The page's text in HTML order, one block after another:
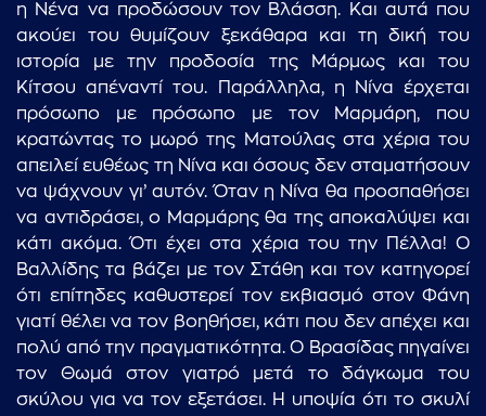
η Νένα να προδώσουν τον Βλάσση. Και αυτά που
ακούει του θυμίζουν ξεκάθαρα και τη δική του
ιστορία με την προδοσία της Μάρμως και του
Κίτσου απέναντί του. Παράλληλα, η Νίνα έρχεται
πρόσωπο με πρόσωπο με τον Μαρμάρη, που
κρατώντας το μωρό της Ματούλας στα χέρια του
απειλεί ευθέως τη Νίνα και όσους δεν σταματήσουν
να ψάχνουν γι’ αυτόν. Όταν η Νίνα θα προσπαθήσει
να αντιδράσει, ο Μαρμάρης θα της αποκαλύψει και
κάτι ακόμα. Ότι έχει στα χέρια του την Πέλλα! Ο
Βαλλίδης τα βάζει με τον Στάθη και τον κατηγορεί
ότι επίτηδες καθυστερεί τον εκβιασμό στον Φάνη
γιατί θέλει να τον βοηθήσει, κάτι που δεν απέχει και
πολύ από την πραγματικότητα. Ο Βρασίδας πηγαίνει
τον Θωμά στον γιατρό μετά το δάγκωμα του
σκύλου για να τον εξετάσει. Η υποψία ότι το σκυλί